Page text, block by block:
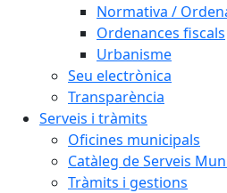
Normativa /
Ordenances fiscals
Urbanisme
Seu electrònica
Transparència
Serveis i tràmits
Oficines municipals
Catàleg de Serveis
Tràmits i gestions